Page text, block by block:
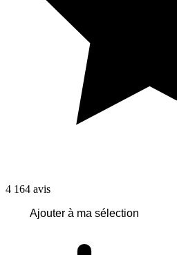
4 164 avis
Ajouter à ma sélection